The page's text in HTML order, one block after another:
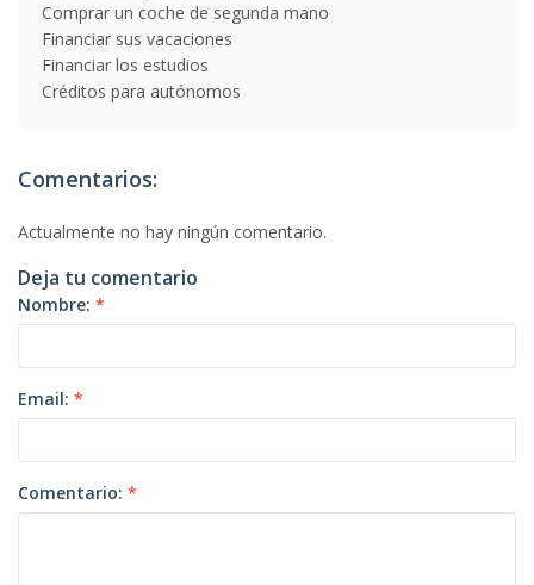
Comprar un coche de segunda mano
Financiar sus vacaciones
Financiar los estudios
Créditos para autónomos
Comentarios:
Actualmente no hay ningún comentario.
Deja tu comentario
Nombre: *
Email: *
Comentario: *